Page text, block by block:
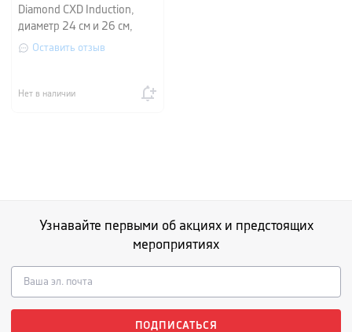
Diamond CXD Induction,
диаметр 24 см и 26 см,
черный
Оставить отзыв
Нет в наличии
Узнавайте первыми об акциях и предстоящих
мероприятиях
ПОДПИСАТЬСЯ